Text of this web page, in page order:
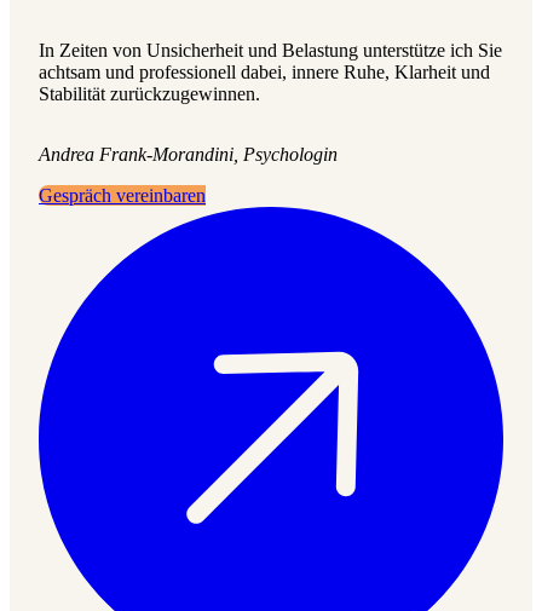
In Zeiten von Unsicherheit und Belastung unterstütze ich Sie
achtsam und professionell dabei, innere Ruhe, Klarheit und
Stabilität zurückzugewinnen.
Andrea Frank-Morandini, Psychologin
Gespräch vereinbaren